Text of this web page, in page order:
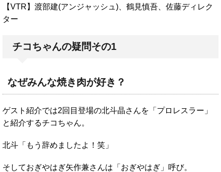
【VTR】渡部建(アンジャッシュ)、鶴見慎吾、佐藤ディレク
ター
チコちゃんの疑問その1
なぜみんな焼き肉が好き？
ゲスト紹介では2回目登場の北斗晶さんを「プロレスラー」
と紹介するチコちゃん。
北斗「もう辞めましたよ！笑」
そしておぎやはぎ矢作兼さんは「おぎやはぎ」呼び。